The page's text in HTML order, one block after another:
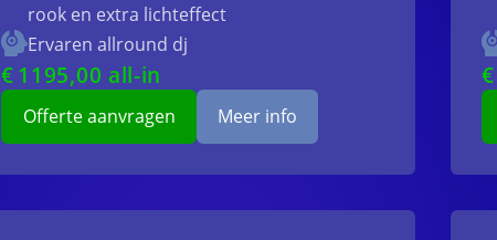
rook en extra lichteffect
Ervaren allround dj
€ 1195,00 all-in
Offerte aanvragen Meer info
€